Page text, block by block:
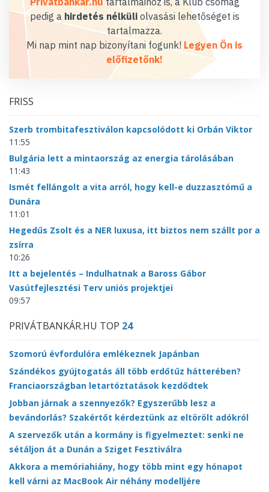
pedig a hirdetés nélküliolvasási lehetőséget is
tartalmazza.
Mi nap mint nap bizonyítani fogunk! Legyen Ön is
előfizetőnk!
FRISS
Szerb trombitafesztiválon kapcsolódott ki Orbán Viktor
11:55
Bulgária lett a mintaország az energia tárolásában
11:43
Ismét fellángolt a vita arról, hogy kell-e duzzasztómű a
Dunára
11:01
Hegedűs Zsolt és a NER luxusa, itt biztos nem szállt por a
zsírra
10:26
Itt a bejelentés – Indulhatnak a Baross Gábor
Vasútfejlesztési Terv uniós projektjei
09:57
PRIVÁTBANKÁR.HU TOP 24
Szomorú évfordulóra emlékeznek Japánban
Szándékos gyújtogatás áll több erdőtűz hátterében?
Franciaországban letartóztatások kezdődtek
Jobban járnak a szennyezők? Egyszerűbb lesz a
bevándorlás? Szakértőt kérdeztünk az eltörölt adókról
A szervezők után a kormány is figyelmeztet: senki ne
sétáljon át a Dunán a Sziget Fesztiválra
Akkora a memóriahiány, hogy több mint egy hónapot
kell várni az MacBook Air néhány modelljére